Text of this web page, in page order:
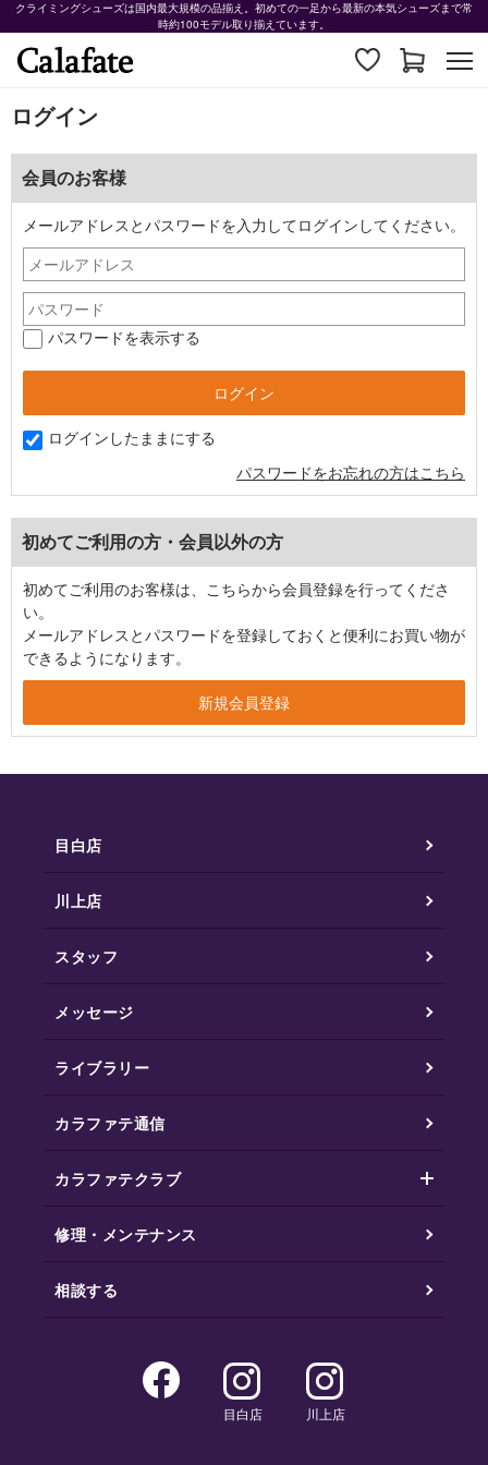
クライミングシューズは国内最大規模の品揃え。初めての一足から最新の本気シューズまで常
時約100モデル取り揃えています。
ログイン
会員のお客様
メールアドレスとパスワードを入力してログインしてください。
パスワードを表示する
ログインしたままにする
パスワードをお忘れの方はこちら
初めてご利用の方・会員以外の方
初めてご利用のお客様は、こちらから会員登録を行ってくださ
い。
メールアドレスとパスワードを登録しておくと便利にお買い物が
できるようになります。
目白店
川上店
スタッフ
メッセージ
ライブラリー
カラファテ通信
カラファテクラブ
修理・メンテナンス
相談する
目白店 川上店